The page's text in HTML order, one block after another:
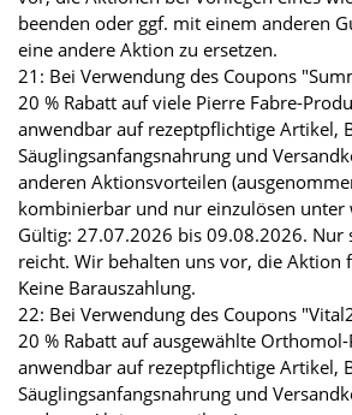
beenden oder ggf. mit einem anderen
eine andere Aktion zu ersetzen.
21: Bei Verwendung des Coupons
20 % Rabatt auf viele Pierre Fabre-
anwendbar auf rezeptpflichtige Artikel,
Säuglingsanfangsnahrung und
anderen Aktionsvorteilen
kombinierbar und nur einzulösen unter
Gültig: 27.07.2026 bis 09.08.2026. Nur
reicht. Wir behalten uns vor, die Aktion
Keine Barauszahlung.
22: Bei Verwendung des Coupons
20 % Rabatt auf ausgewählte
anwendbar auf rezeptpflichtige Artikel,
Säuglingsanfangsnahrung und